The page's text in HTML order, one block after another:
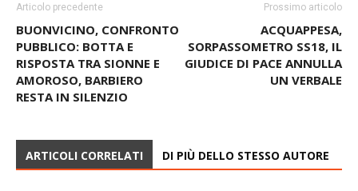
Articolo precedente
BUONVICINO, CONFRONTO
PUBBLICO: BOTTA E
RISPOSTA TRA SIONNE E
AMOROSO, BARBIERO
RESTA IN SILENZIO
Prossimo articolo
ACQUAPPESA,
SORPASSOMETRO SS18, IL
GIUDICE DI PACE ANNULLA
UN VERBALE
ARTICOLI CORRELATI DI PIÙ DELLO STESSO AUTORE